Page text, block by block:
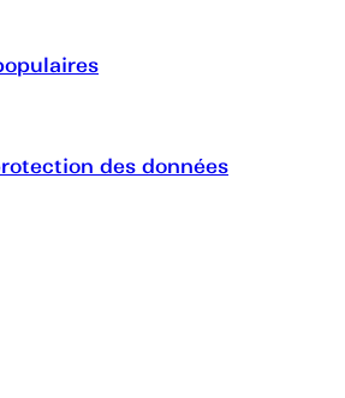
des données